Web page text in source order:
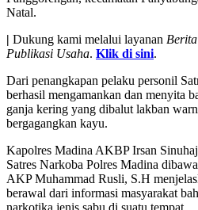
Natal.
| Dukung kami melalui layanan
Publikasi Usaha. Klik di sini.
Dari penangkapan pelaku personil
berhasil mengamankan dan menyita
ganja kering yang dibalut lakban
bergagangkan kayu.
Kapolres Madina AKBP Irsan
Satres Narkoba Polres Madina
AKP Muhammad Rusli, S.H
berawal dari informasi masyarakat